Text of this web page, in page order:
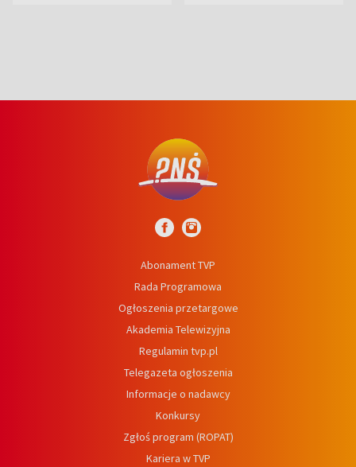
Abonament TVP
Rada Programowa
Ogłoszenia przetargowe
Akademia Telewizyjna
Regulamin tvp.pl
Telegazeta ogłoszenia
Informacje o nadawcy
Konkursy
Zgłoś program (ROPAT)
Kariera w TVP